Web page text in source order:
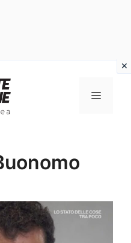
MENU